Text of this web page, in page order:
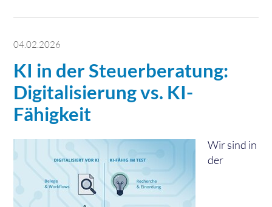
04.02.2026
KI in der Steuerberatung:
Digitalisierung vs. KI-
Fähigkeit
Wir sind in
der